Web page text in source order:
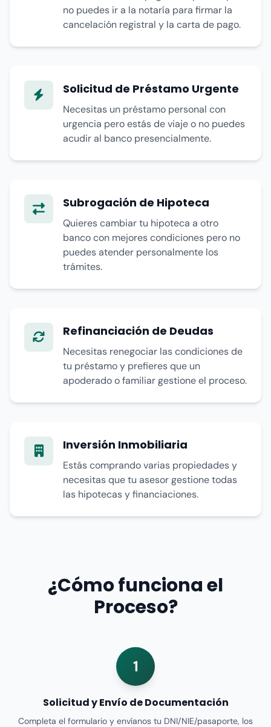
no puedes ir a la notaría para firmar la
cancelación registral y la carta de pago.
Solicitud de Préstamo Urgente
Necesitas un préstamo personal con
urgencia pero estás de viaje o no puedes
acudir al banco presencialmente.
Subrogación de Hipoteca
Quieres cambiar tu hipoteca a otro
banco con mejores condiciones pero no
puedes atender personalmente los
trámites.
Refinanciación de Deudas
Necesitas renegociar las condiciones de
tu préstamo y prefieres que un
apoderado o familiar gestione el proceso.
Inversión Inmobiliaria
Estás comprando varias propiedades y
necesitas que tu asesor gestione todas
las hipotecas y financiaciones.
¿Cómo funciona el
Proceso?
1
Solicitud y Envío de Documentación
Completa el formulario y envíanos tu DNI/NIE/pasaporte, los